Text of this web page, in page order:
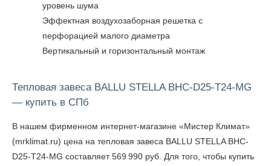
уровень шума
Эффектная воздухозаборная решетка с
перфорацией малого диаметра
Вертикальный и горизонтальный монтаж
Тепловая завеса BALLU STELLA BHC-D25-T24-MG
— купить в СПб
В нашем фирменном интернет-магазине «Мистер Климат»
(mrklimat.ru) цена на тепловая завеса BALLU STELLA BHC-
D25-T24-MG составляет 569 990 руб. Для того, чтобы купить